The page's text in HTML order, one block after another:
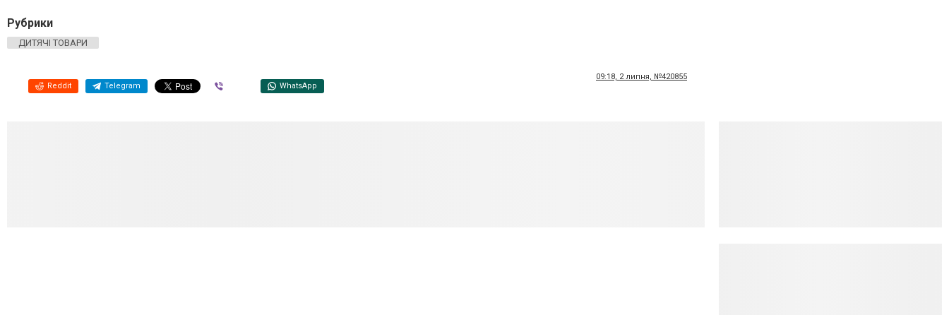
Рубрики
ДИТЯЧІ ТОВАРИ
Reddit Telegram WhatsApp
09:18, 2 липня, №420855